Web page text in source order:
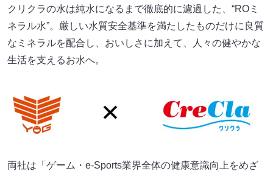
クリクラの水は純水になるまで徹底的に濾過した、“ROミ
ネラル水”。厳しい水質安全基準を満たしたものだけに良質
なミネラルを配合し、おいしさに加えて、人々の健やかな
生活を支えるお水へ。
両社は「ゲーム・e-Sports業界全体の健康意識向上をめざ